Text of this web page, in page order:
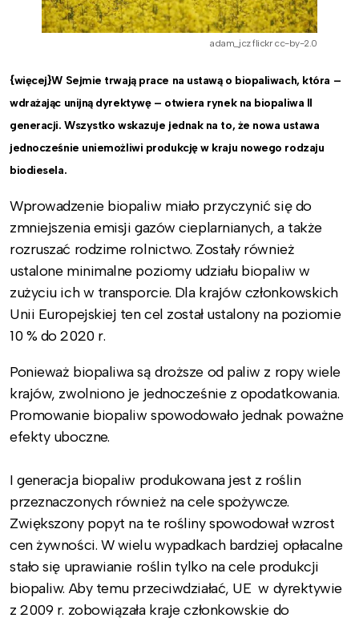
adam_jcz flickr cc-by-2.0
{więcej}W Sejmie trwają prace na ustawą o biopaliwach, która –
wdrażając unijną dyrektywę – otwiera rynek na biopaliwa II
generacji. Wszystko wskazuje jednak na to, że nowa ustawa
jednocześnie uniemożliwi produkcję w kraju nowego rodzaju
biodiesela.
Wprowadzenie biopaliw miało przyczynić się do
zmniejszenia emisji gazów cieplarnianych, a także
rozruszać rodzime rolnictwo. Zostały również
ustalone minimalne poziomy udziału biopaliw w
zużyciu ich w transporcie. Dla krajów członkowskich
Unii Europejskiej ten cel został ustalony na poziomie
10 % do 2020 r.
Ponieważ biopaliwa są droższe od paliw z ropy wiele
krajów, zwolniono je jednocześnie z opodatkowania.
Promowanie biopaliw spowodowało jednak poważne
efekty uboczne.
I generacja biopaliw produkowana jest z roślin
przeznaczonych również na cele spożywcze.
Zwiększony popyt na te rośliny spowodował wzrost
cen żywności. W wielu wypadkach bardziej opłacalne
stało się uprawianie roślin tylko na cele produkcji
biopaliw. Aby temu przeciwdziałać, UE w dyrektywie
z 2009 r. zobowiązała kraje członkowskie do